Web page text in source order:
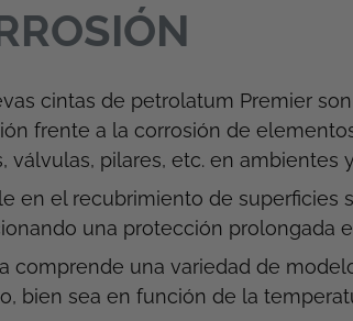
cintas de petrolatum Premier
frente a la corrosión de
válvulas, pilares, etc. en ambientes
en el recubrimiento de superficies
una protección prolongada
comprende una variedad de
bien sea en función de la